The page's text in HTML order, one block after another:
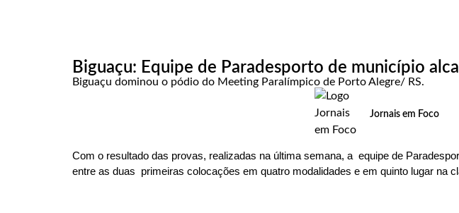
Biguaçu: Equipe de Paradesporto de município
Biguaçu dominou o pódio do Meeting Paralímpico de Porto Alegre/ RS.
Jornais em Foco
Com o resultado das provas, realizadas na última semana, a equipe de
entre as duas primeiras colocações em quatro modalidades e em quinto lugar na